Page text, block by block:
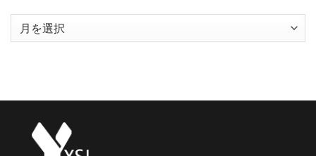
ー
ブ